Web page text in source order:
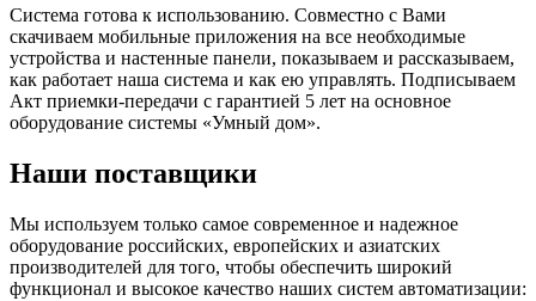
Система готова к использованию. Совместно с Вами
скачиваем мобильные приложения на все необходимые
устройства и настенные панели, показываем и рассказываем,
как работает наша система и как ею управлять. Подписываем
Акт приемки-передачи с гарантией 5 лет на основное
оборудование системы «Умный дом».
Наши поставщики
Мы используем только самое современное и надежное
оборудование российских, европейских и азиатских
производителей для того, чтобы обеспечить широкий
функционал и высокое качество наших систем автоматизации: